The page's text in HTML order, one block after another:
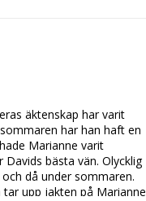
äktenskap har varit
har han haft en
Marianne varit
bästa vän. Olycklig
då under sommaren.
upp jakten på Marianne